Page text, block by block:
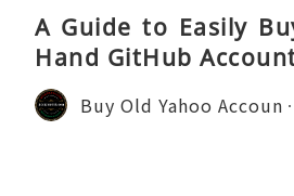
A Guide to Easily
Hand GitHub
Buy Old Yahoo Accoun